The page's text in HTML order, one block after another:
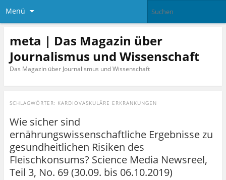
Menü
meta | Das Magazin über
Journalismus und Wissenschaft
Das Magazin über Journalismus und Wissenschaft
SCHLAGWÖRTER: KARDIOVASKULÄRE ERKRANKUNGEN
Wie sicher sind
ernährungswissenschaftliche Ergebnisse zu
gesundheitlichen Risiken des
Fleischkonsums? Science Media Newsreel,
Teil 3, No. 69 (30.09. bis 06.10.2019)